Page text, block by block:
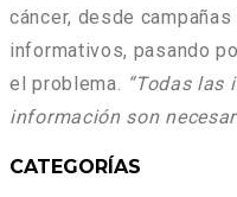
cáncer, desde
informativos, pasando
el problema. “Todas las
información son
CATEGORÍAS